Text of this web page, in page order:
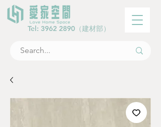
Tel: 3962 2890 （建材部）